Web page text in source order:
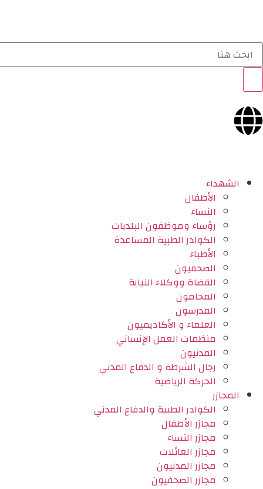
الشهداء
الأطفال
النساء
رؤساء وموظفون البلديات
الكوادر الطبية المساعدة
الأطباء
الصحفيون
القضاة ووكلاء النيابة
المحامون
المدرسون
العلماء و الأكاديميون
منظمات العمل الإنساني
المدنيون
رجال الشرطة و الدفاع المدني
الحركة الرياضية
المجازر
الكوادر الطبية والدفاع المدني
مجازر الأطفال
مجازر النساء
مجازر العائلات
مجازر المدنيون
مجازر الصحفيون